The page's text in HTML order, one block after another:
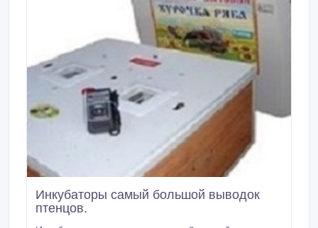
Инкубаторы самый большой выводок
птенцов.